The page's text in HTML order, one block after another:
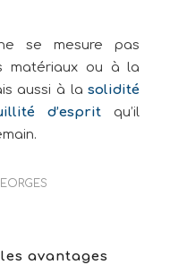
se mesure pas
matériaux ou à la
aussi à lasolidité
d’esprit qu’il
avantages